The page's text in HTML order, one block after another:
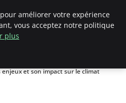
enjeux et son impact sur le climat
améliorer votre expérience
vous acceptez notre politique
plus